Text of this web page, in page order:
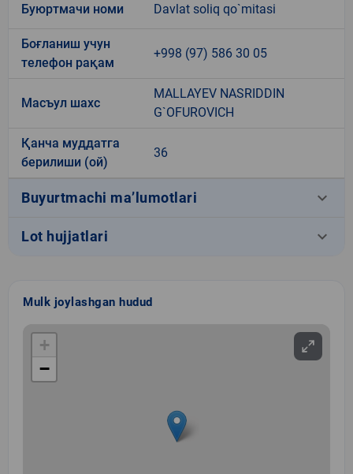
Буюртмачи номи Davlat soliq qo`mitasi
Боғланиш учун
телефон рақам
+998 (97) 586 30 05
Масъул шахс
MALLAYEV NASRIDDIN
G`OFUROVICH
Қанча муддатга
берилиши (ой)
36
Buyurtmachi ma’lumotlari keyboard_arrow_down
Lot hujjatlari keyboard_arrow_down
Mulk joylashgan hudud
+
−